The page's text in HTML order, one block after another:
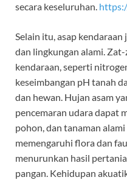
secara keseluruhan.
Selain itu, asap
dan lingkungan alami.
kendaraan, seperti
keseimbangan pH tanah
dan hewan. Hujan asam
pencemaran udara dapat
pohon, dan tanaman
memengaruhi flora dan
menurunkan hasil
pangan. Kehidupan